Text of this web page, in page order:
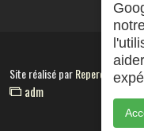
Site réalisé parRepereCom
adm